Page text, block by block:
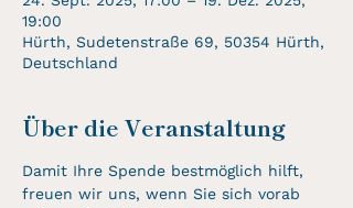
19:00
Hürth, Sudetenstraße 69, 50354 Hürth,
Deutschland
Über die Veranstaltung
Damit Ihre Spende bestmöglich hilft,
freuen wir uns, wenn Sie sich vorab